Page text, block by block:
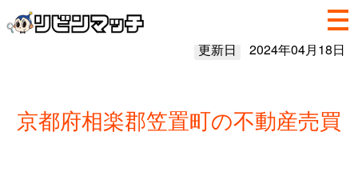
更新日 2024年04月18日
京都府相楽郡笠置町の不動産売買